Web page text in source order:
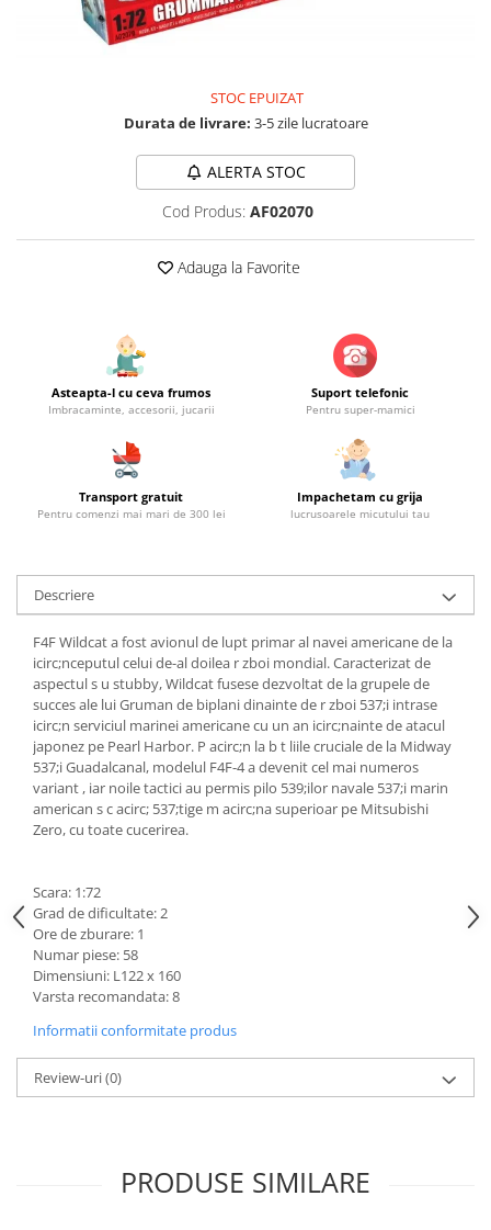
Jucarii si jocuri exterior
Kituri constructie si pictura
Machete auto Diecast
Masini, trenuri, avioane
Accesorii
Role, patine cu rotile
Organizatoare
STOC EPUIZAT
Durata de livrare: 3-5 zile lucratoare
ALERTA STOC
Cod Produs: AF02070
Adauga la Favorite
Asteapta-l cu ceva frumos
Imbracaminte, accesorii, jucarii
Suport telefonic
Pentru super-mamici
Transport gratuit
Pentru comenzi mai mari de 300 lei
Impachetam cu grija
lucrusoarele micutului tau
Descriere
F4F Wildcat a fost avionul de lupt primar al navei americane de la
icirc;nceputul celui de-al doilea r zboi mondial.Caracterizat de
aspectul s u stubby, Wildcat fusese dezvoltat de la grupele de
succes ale lui Gruman de biplani dinainte de r zboi 537;i intrase
icirc;n serviciul marinei americane cu un an icirc;nainte de atacul
japonez pe Pearl Harbor. P acirc;n la b t liile cruciale de la Midway
537;i Guadalcanal, modelul F4F-4 a devenit cel mai numeros
variant , iar noile tactici au permis pilo 539;ilor navale 537;i marin
american s c acirc; 537;tige m acirc;na superioar pe Mitsubishi
Zero, cu toate cucerirea.
Scara: 1:72
Grad de dificultate: 2
Ore de zburare: 1
Numar piese: 58
Dimensiuni: L122 x 160
Varsta recomandata: 8
Informatii conformitate produs
Review-uri(0)
PRODUSE SIMILARE